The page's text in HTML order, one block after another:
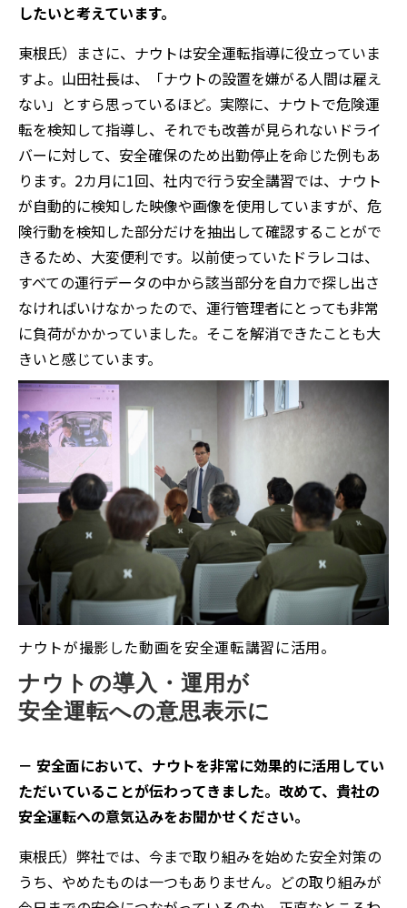
したいと考えています。
東根氏）まさに、ナウトは安全運転指導に役立っていま
すよ。山田社長は、「ナウトの設置を嫌がる人間は雇え
ない」とすら思っているほど。実際に、ナウトで危険運
転を検知して指導し、それでも改善が見られないドライ
バーに対して、安全確保のため出勤停止を命じた例もあ
ります。2カ月に1回、社内で行う安全講習では、ナウト
が自動的に検知した映像や画像を使用していますが、危
険行動を検知した部分だけを抽出して確認することがで
きるため、大変便利です。以前使っていたドラレコは、
すべての運行データの中から該当部分を自力で探し出さ
なければいけなかったので、運行管理者にとっても非常
に負荷がかかっていました。そこを解消できたことも大
きいと感じています。
ナウトが撮影した動画を安全運転講習に活用。
ナウトの導入・運用が
安全運転への意思表示に
－ 安全面において、ナウトを非常に効果的に活用してい
ただいていることが伝わってきました。改めて、貴社の
安全運転への意気込みをお聞かせください。
東根氏）弊社では、今まで取り組みを始めた安全対策の
うち、やめたものは一つもありません。どの取り組みが